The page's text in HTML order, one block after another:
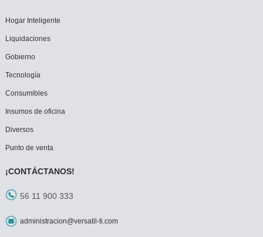
Hogar Inteligente
Liquidaciones
Gobierno
Tecnología
Consumibles
Insumos de oficina
Diversos
Punto de venta
¡CONTÁCTANOS!
56 11 900 333
administracion@versatil-ti.com